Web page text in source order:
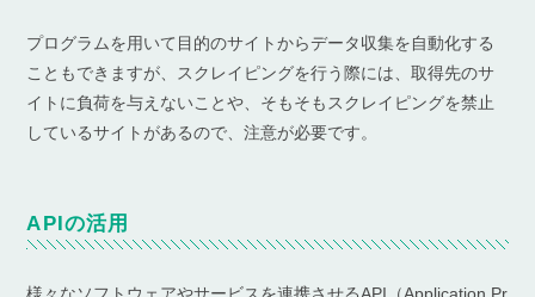
プログラムを用いて目的のサイトからデータ収集を自動化する
こともできますが、スクレイピングを行う際には、取得先のサ
イトに負荷を与えないことや、そもそもスクレイピングを禁止
しているサイトがあるので、注意が必要です。
APIの活用